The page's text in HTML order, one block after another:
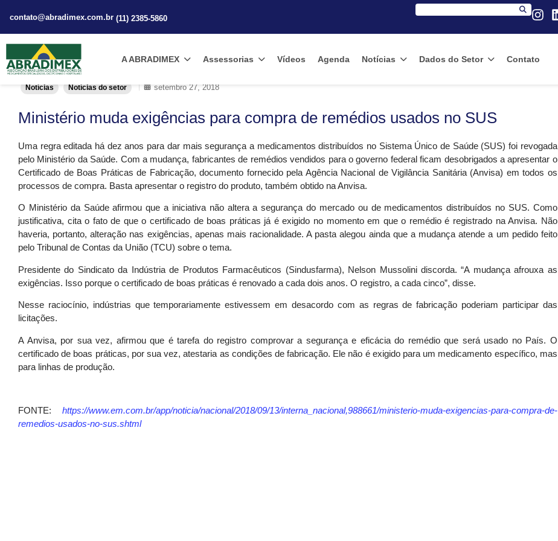
contato@abradimex.com.br (11) 2385-5860
A ABRADIMEX Assessorias Vídeos Agenda Notícias Dados do Setor Contato
Notícias Notícias do setor setembro 27, 2018
Ministério muda exigências para compra de remédios usados no SUS
Uma regra editada há dez anos para dar mais segurança a medicamentos distribuídos no Sistema Único de Saúde (SUS) foi revogada
pelo Ministério da Saúde. Com a mudança, fabricantes de remédios vendidos para o governo federal ficam desobrigados a apresentar o
Certificado de Boas Práticas de Fabricação, documento fornecido pela Agência Nacional de Vigilância Sanitária (Anvisa) em todos os
processos de compra. Basta apresentar o registro do produto, também obtido na Anvisa.
O Ministério da Saúde afirmou que a iniciativa não altera a segurança do mercado ou de medicamentos distribuídos no SUS. Como
justificativa, cita o fato de que o certificado de boas práticas já é exigido no momento em que o remédio é registrado na Anvisa. Não
haveria, portanto, alteração nas exigências, apenas mais racionalidade. A pasta alegou ainda que a mudança atende a um pedido feito
pelo Tribunal de Contas da União (TCU) sobre o tema.
Presidente do Sindicato da Indústria de Produtos Farmacêuticos (Sindusfarma), Nelson Mussolini discorda. “A mudança afrouxa as
exigências. Isso porque o certificado de boas práticas é renovado a cada dois anos. O registro, a cada cinco”, disse.
Nesse raciocínio, indústrias que temporariamente estivessem em desacordo com as regras de fabricação poderiam participar das
licitações.
A Anvisa, por sua vez, afirmou que é tarefa do registro comprovar a segurança e eficácia do remédio que será usado no País. O
certificado de boas práticas, por sua vez, atestaria as condições de fabricação. Ele não é exigido para um medicamento específico, mas
para linhas de produção.
FONTE: https://www.em.com.br/app/noticia/nacional/2018/09/13/interna_nacional,988661/ministerio-muda-exigencias-para-compra-de-
remedios-usados-no-sus.shtml